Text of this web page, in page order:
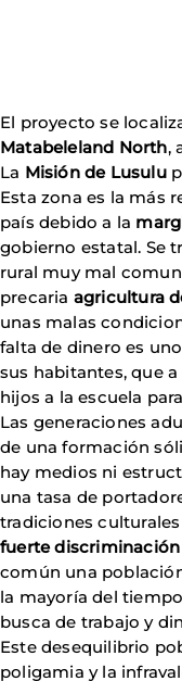
El proyecto se
Matabeleland North,
La Misión de Lusulu
Esta zona es la más
país debido a la
gobierno estatal. Se
rural muy mal
precaria agricultura
unas malas
falta de dinero es
sus habitantes, que
hijos a la escuela
Las generaciones
de una formación
hay medios ni
una tasa de
tradiciones
fuerte
común una
la mayoría del
busca de trabajo y
Este desequilibrio
poligamia y la